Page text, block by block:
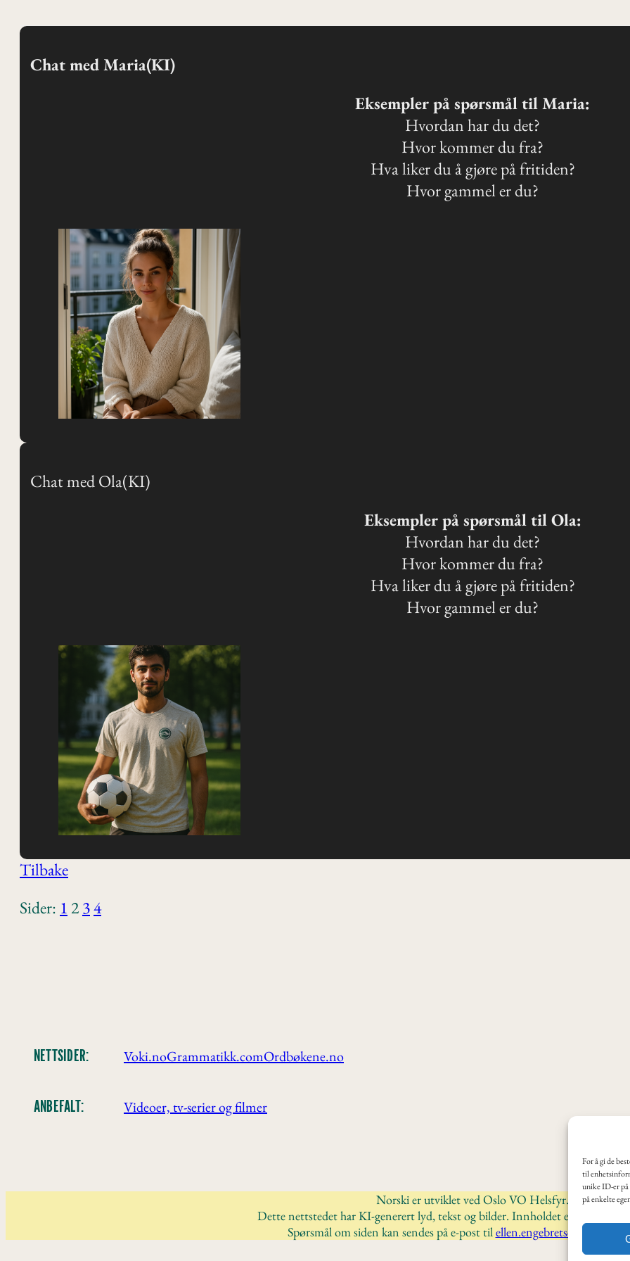
For å gi de
til
unike ID-er
på enkelte
Chat med Maria(KI)
Eksempler på spørsmål til Maria:
Hvordan har du det?
Hvor kommer du fra?
Hva liker du å gjøre på fritiden?
Hvor gammel er du?
Chat med Ola(KI)
Eksempler på spørsmål til Ola:
Hvordan har du det?
Hvor kommer du fra?
Hva liker du å gjøre på fritiden?
Hvor gammel er du?
Tilbake
Sider: 1 234
NETTSIDER: Voki.noGrammatikk.comOrdbøkene.no
ANBEFALT: Videoer, tv-serier og filmer
Norski er utviklet ved Oslo VO Helsfyr.
Dette nettstedet har KI-generert lyd, tekst og bilder. Innholdet er
Spørsmål om siden kan sendes på e-post til